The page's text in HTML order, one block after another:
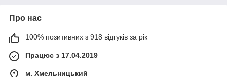
Про нас
100% позитивних з 918 відгуків за рік
Працює з 17.04.2019
м. Хмельницький